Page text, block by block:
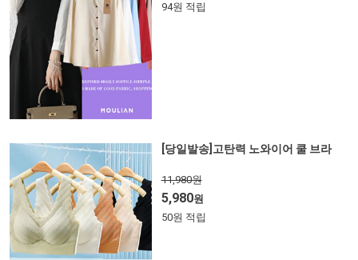
94원 적립
[당일발송]고탄력 노와이어 쿨 브라
11,980원
5,980원
50원 적립